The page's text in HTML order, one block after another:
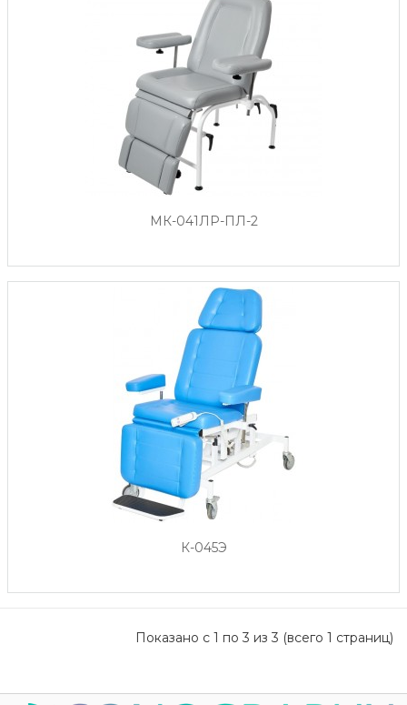
МК-041ЛР-ПЛ-2
К-045Э
Показано с 1 по 3 из 3 (всего 1 страниц)